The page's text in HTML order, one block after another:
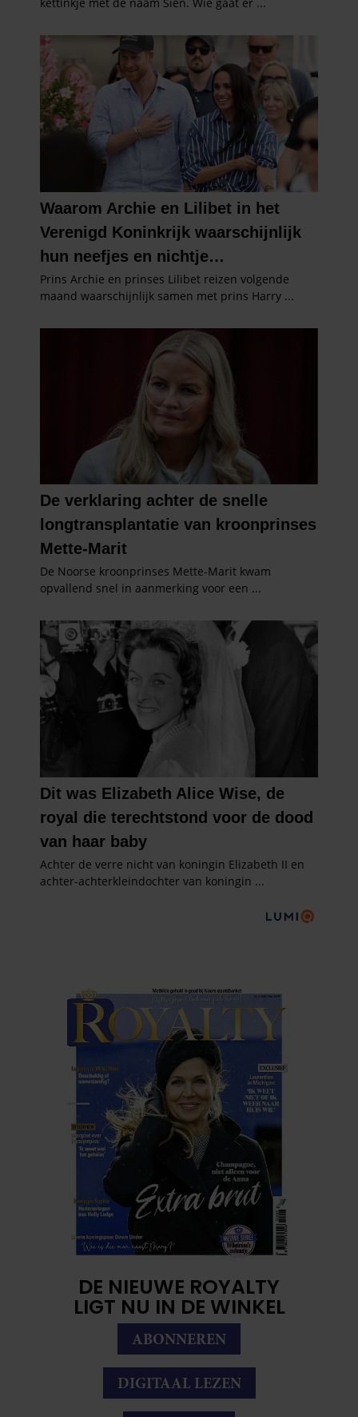
DE NIEUWE ROYALTY
LIGT NU IN DE WINKEL
ABONNEREN
DIGITAAL LEZEN